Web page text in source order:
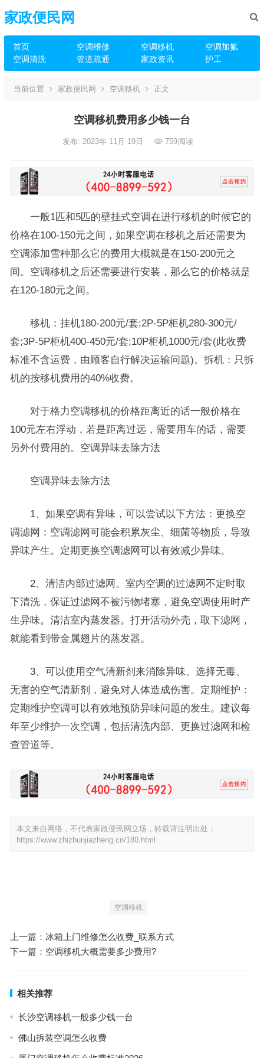
家政便民网
首页 空调维修 空调移机
空调加氟
空调清洗
管道疏通 家政资讯 护工
当前位置 家政便民网 空调移机 正文
空调移机费用多少钱一台
发布: 2023年 11月 19日 759阅读
一般1匹和5匹的壁挂式空调在进行移机的时候它的
价格在100-150元之间，如果空调在移机之后还需要为
空调添加雪种那么它的费用大概就是在150-200元之
间。空调移机之后还需要进行安装，那么它的价格就是
在120-180元之间。
移机：挂机180-200元/套;2P-5P柜机280-300元/
套;3P-5P柜机400-450元/套;10P柜机1000元/套(此收费
标准不含运费，由顾客自行解决运输问题)。拆机：只拆
机的按移机费用的40%收费。
对于格力空调移机的价格距离近的话一般价格在
100元左右浮动，若是距离过远，需要用车的话，需要
另外付费用的。空调异味去除方法
空调异味去除方法
1、如果空调有异味，可以尝试以下方法：更换空
调滤网：空调滤网可能会积累灰尘、细菌等物质，导致
异味产生。定期更换空调滤网可以有效减少异味。
2、清洁内部过滤网。室内空调的过滤网不定时取
下清洗，保证过滤网不被污物堵塞，避免空调使用时产
生异味。清洁室内蒸发器。打开活动外壳，取下滤网，
就能看到带金属翅片的蒸发器。
3、可以使用空气清新剂来消除异味。选择无毒、
无害的空气清新剂，避免对人体造成伤害。定期维护：
定期维护空调可以有效地预防异味问题的发生。建议每
年至少维护一次空调，包括清洗内部、更换过滤网和检
查管道等。
本文来自网络，不代表家政便民网立场，转载请注明出处：
https://www.zhizhunjiazheng.cn/180.html
空调移机
上一篇： 冰箱上门维修怎么收费_联系方式
下一篇： 空调移机大概需要多少费用?
相关推荐
长沙空调移机一般多少钱一台
佛山拆装空调怎么收费